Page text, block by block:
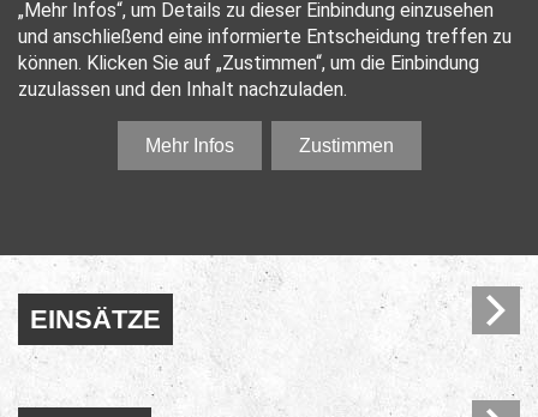
EINSÄTZE